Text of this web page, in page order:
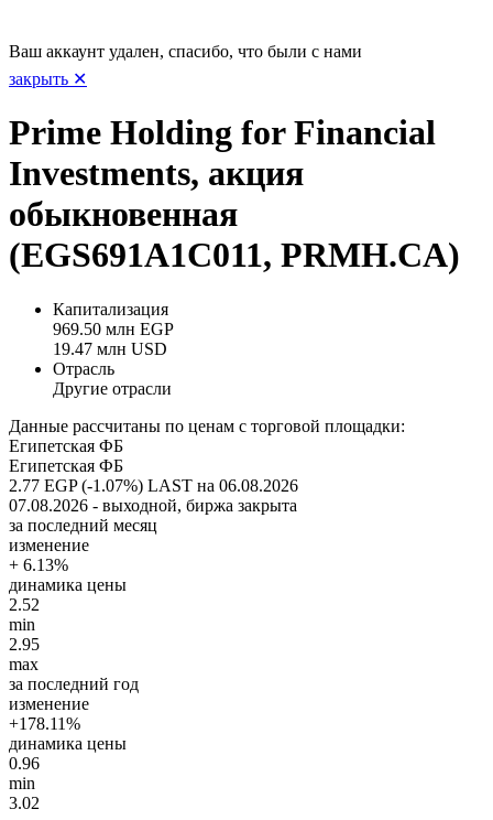
Ваш аккаунт удален, спасибо, что были с нами
закрыть ✕
Prime Holding for Financial
Investments, акция
обыкновенная
(EGS691A1C011, PRMH.CA)
Капитализация
969.50 млн EGP
19.47 млн USD
Отрасль
Другие отрасли
Данные рассчитаны по ценам с торговой площадки:
Египетская ФБ
Египетская ФБ
2.77 EGP (-1.07%) LAST на 06.08.2026
07.08.2026 - выходной, биржа закрыта
за последний месяц
изменение
+ 6.13%
динамика цены
2.52
min
2.95
max
за последний год
изменение
+178.11%
динамика цены
0.96
min
3.02